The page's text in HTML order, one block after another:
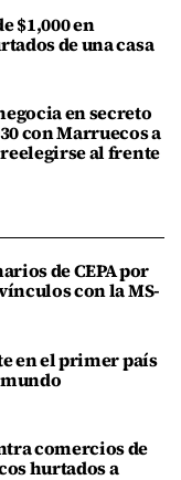
$1,000 en
de una casa
en secreto
con Marruecos a
al frente
de CEPA por
con la MS-
en el primer país
comercios de
hurtados a